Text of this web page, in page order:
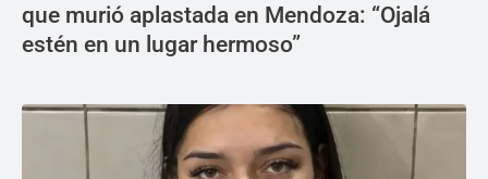
que murió aplastada en Mendoza: “Ojalá
estén en un lugar hermoso”